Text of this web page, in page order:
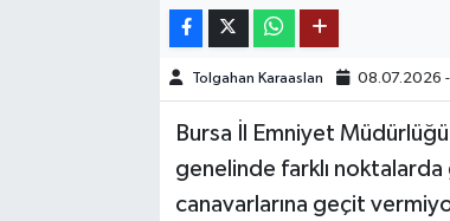
Tolgahan Karaaslan 08.07.2026
Bursa İl Emniyet
genelinde farklı
canavarlarına geçit